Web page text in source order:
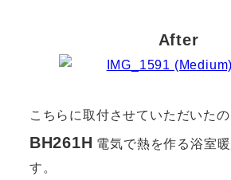
After
こちらに取付させていただいた
BH261H 電気で熱を作る浴室
す。